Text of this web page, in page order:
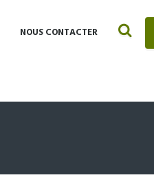
NOUS CONTACTER